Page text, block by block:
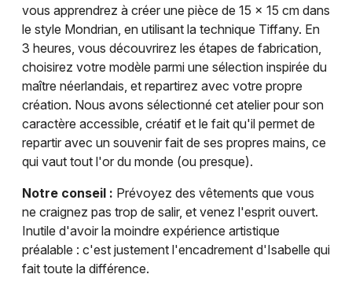
vous apprendrez à créer une pièce de 15 x 15 cm dans
le style Mondrian, en utilisant la technique Tiffany. En
3 heures, vous découvrirez les étapes de fabrication,
choisirez votre modèle parmi une sélection inspirée du
maître néerlandais, et repartirez avec votre propre
création. Nous avons sélectionné cet atelier pour son
caractère accessible, créatif et le fait qu'il permet de
repartir avec un souvenir fait de ses propres mains, ce
qui vaut tout l'or du monde (ou presque).
Notre conseil : Prévoyez des vêtements que vous
ne craignez pas trop de salir, et venez l'esprit ouvert.
Inutile d'avoir la moindre expérience artistique
préalable : c'est justement l'encadrement d'Isabelle qui
fait toute la différence.